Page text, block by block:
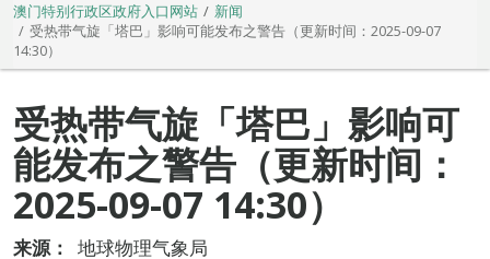
澳门特别行政区政府入口网站
新闻
受热带气旋「塔巴」影响可能发布之警告（更新时间：2025-09-07
14:30）
受热带气旋「塔巴」影响可
能发布之警告（更新时间：
2025-09-07 14:30）
来源：
地球物理气象局